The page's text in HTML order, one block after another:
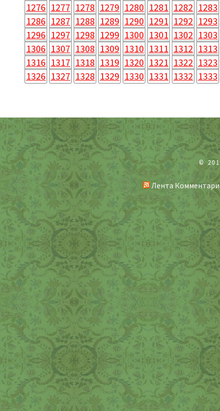
1276 1277 1278 1279 1280 1281 1282 1283
1286 1287 1288 1289 1290 1291 1292 1293
1296 1297 1298 1299 1300 1301 1302 1303
1306 1307 1308 1309 1310 1311 1312 1313
1316 1317 1318 1319 1320 1321 1322 1323
1326 1327 1328 1329 1330 1331 1332 1333
©
Лента